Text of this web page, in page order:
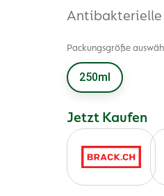
Antibakterielle
Packungsgröße
250ml
Jetzt Kaufen